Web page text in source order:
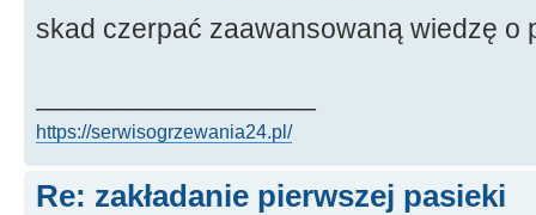
skad czerpać zaawansowaną wiedzę o
https://serwisogrzewania24.pl/
Re: zakładanie pierwszej pasieki